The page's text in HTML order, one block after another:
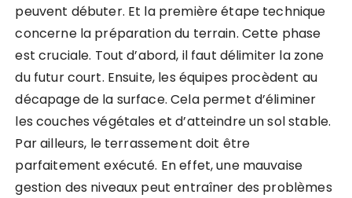
peuvent débuter. Et la première étape technique
concerne la préparation du terrain. Cette phase
est cruciale. Tout d’abord, il faut délimiter la zone
du futur court. Ensuite, les équipes procèdent au
décapage de la surface. Cela permet d’éliminer
les couches végétales et d’atteindre un sol stable.
Par ailleurs, le terrassement doit être
parfaitement exécuté. En effet, une mauvaise
gestion des niveaux peut entraîner des problèmes